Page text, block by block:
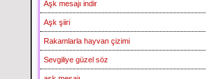
Aşk mesajı indir
Aşk şiiri
Rakamlarla hayvan çizimi
Sevgiliye güzel söz